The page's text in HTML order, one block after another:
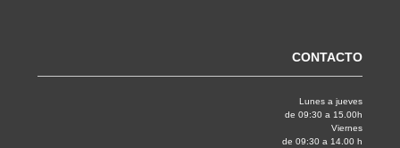
CONTACTO
Lunes a jueves
de 09:30 a 15.00h
Viernes
de 09:30 a 14.00 h